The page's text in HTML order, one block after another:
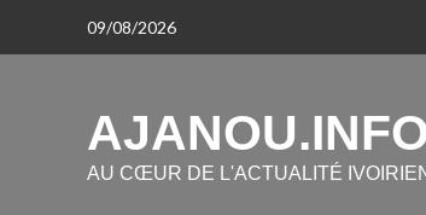
09/08/2026
AJANOU.INFO
AU CŒUR DE L'ACTUALITÉ